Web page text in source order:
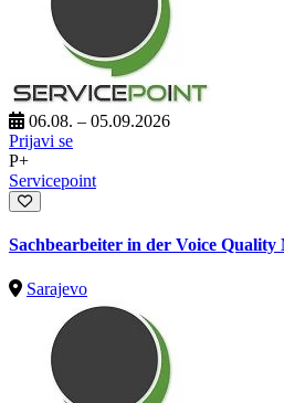
06.08. – 05.09.2026
Prijavi se
P+
Servicepoint
Sachbearbeiter in der Voice Quality
Sarajevo